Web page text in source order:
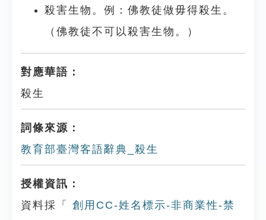
殺害生物。例：佛教徒做毋得殺生。
（佛教徒不可以殺害生物。）
對應華語：
殺生
詞條來源：
教育部臺灣客語辭典_殺生
授權資訊：
資料採「
創用CC-姓名標示-非商業性-禁